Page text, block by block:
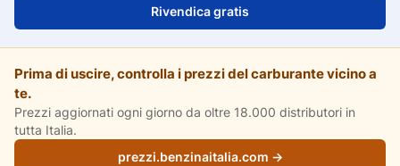
Rivendica gratis
Prima di uscire, controlla i prezzi del carburante vicino a
te.
Prezzi aggiornati ogni giorno da oltre 18.000 distributori in
tutta Italia.
prezzi.benzinaitalia.com →